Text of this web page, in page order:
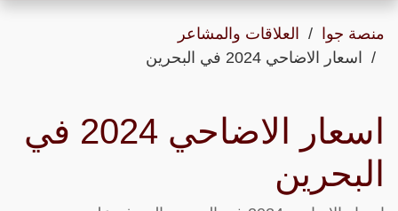
منصة جوا
العلاقات والمشاعر
اسعار الاضاحي 2024 في البحرين
اسعار الاضاحي 2024 في
البحرين